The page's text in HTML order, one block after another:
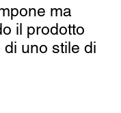
ma
il prodotto
uno stile di